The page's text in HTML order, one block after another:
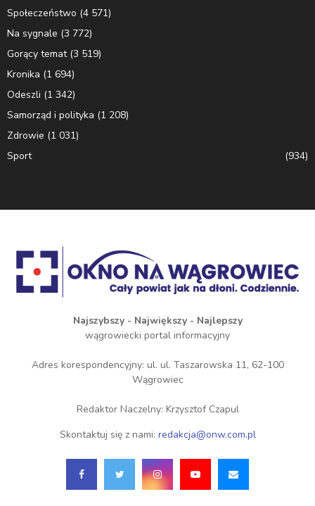
Społeczeństwo (4 571)
Na sygnale (3 772)
Gorący temat(3 519)
Kronika (1 694)
Odeszli (1 342)
Samorząd i polityka (1 208)
Zdrowie (1 031)
Sport
(934)
Najszybszy - Największy - Najlepszy
wągrowiecki portal informacyjny
Adres korespondencyjny: ul. ul. Taszarowska 11, 62-100
Wągrowiec
Redaktor Naczelny: Krzysztof Czapul
Skontaktuj się z nami: redakcja@onw.com.pl